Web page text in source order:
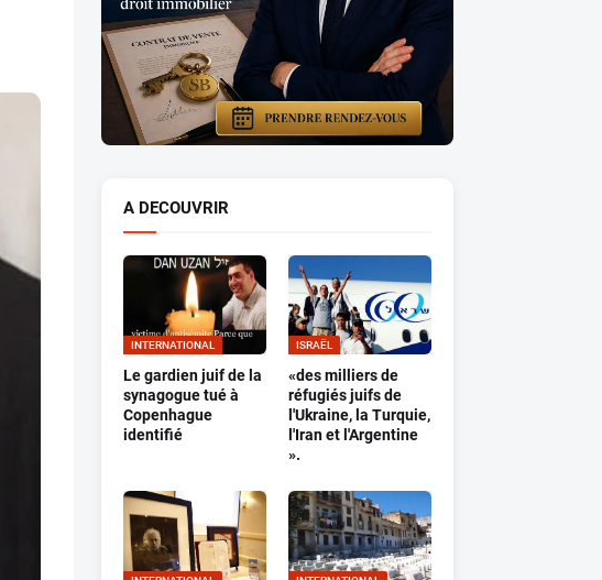
A DECOUVRIR
INTERNATIONAL
Le gardien juif de la
synagogue tué à
Copenhague
identifié
ISRAËL
«des milliers de
réfugiés juifs de
l'Ukraine, la Turquie,
l'Iran et l'Argentine
».